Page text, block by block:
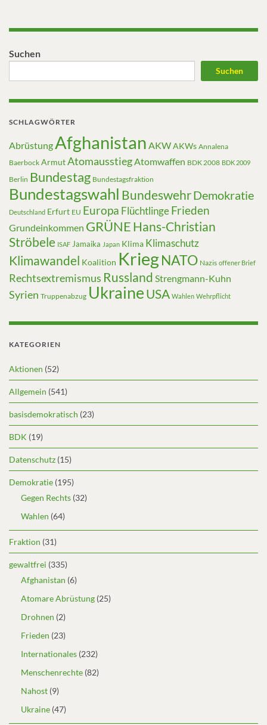
Suchen
Suchen
SCHLAGWÖRTER
Abrüstung Afghanistan AKWAKWs Annalena
Baerbock ArmutAtomausstiegAtomwaffen BDK 2008 BDK 2009
Berlin Bundestag Bundestagsfraktion
Bundestagswahl BundeswehrDemokratie
Deutschland Erfurt EU Europa FlüchtlingeFrieden
Grundeinkommen GRÜNE Hans-Christian
Ströbele ISAF Jamaika Japan Klima Klimaschutz
Klimawandel Koalition KriegNATO Nazis offener Brief
Rechtsextremismus Russland Strengmann-Kuhn
Syrien Truppenabzug UkraineUSA Wahlen Wehrpflicht
KATEGORIEN
Aktionen (52)
Allgemein (541)
basisdemokratisch (23)
BDK (19)
Datenschutz (15)
Demokratie (195)
Gegen Rechts (32)
Wahlen (64)
Fraktion (31)
gewaltfrei (335)
Afghanistan (6)
Atomare Abrüstung (25)
Drohnen (2)
Frieden (23)
Internationales (232)
Menschenrechte (82)
Nahost (9)
Ukraine (47)